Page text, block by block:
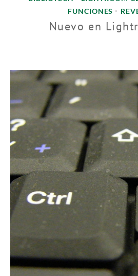
FUNCIONES
•
Nuevo en